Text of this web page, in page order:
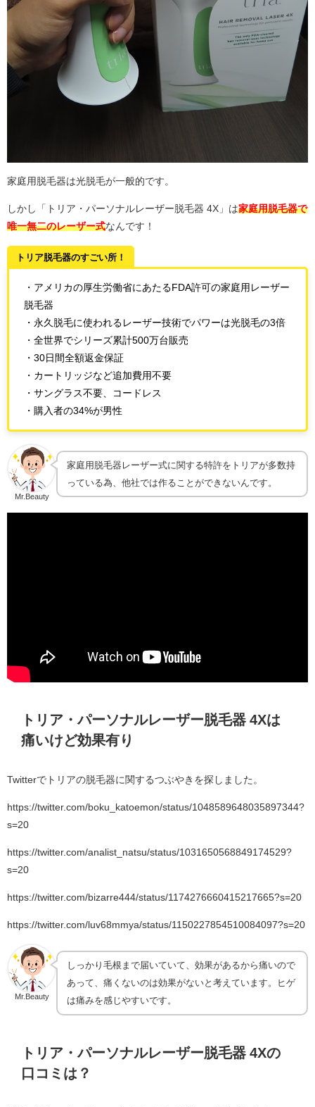
家庭用脱毛器は光脱毛が一般的です。
しかし「トリア・パーソナルレーザー脱毛器 4X」は家庭用脱毛器で
唯一無二のレーザー式なんです！
トリア脱毛器のすごい所！
・アメリカの厚生労働省にあたるFDA許可の家庭用レーザー
脱毛器
・永久脱毛に使われるレーザー技術でパワーは光脱毛の3倍
・全世界でシリーズ累計500万台販売
・30日間全額返金保証
・カートリッジなど追加費用不要
・サングラス不要、コードレス
・購入者の34%が男性
Mr.Beauty
家庭用脱毛器レーザー式に関する特許をトリアが多数持
っている為、他社では作ることができないんです。
トリア・パーソナルレーザー脱毛器 4Xは
痛いけど効果有り
Twitterでトリアの脱毛器に関するつぶやきを探しました。
https://twitter.com/boku_katoemon/status/1048589648035897344?
s=20
https://twitter.com/analist_natsu/status/1031650568849174529?
s=20
https://twitter.com/bizarre444/status/1174276660415217665?s=20
https://twitter.com/luv68mmya/status/1150227854510084097?s=20
Mr.Beauty
しっかり毛根まで届いていて、効果があるから痛いので
あって、痛くないのは効果がないと考えています。ヒゲ
は痛みを感じやすいです。
トリア・パーソナルレーザー脱毛器 4Xの
口コミは？